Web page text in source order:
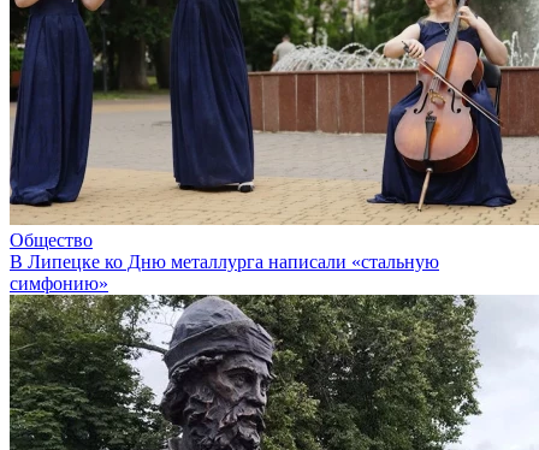
Общество
В Липецке ко Дню металлурга написали «стальную
симфонию»